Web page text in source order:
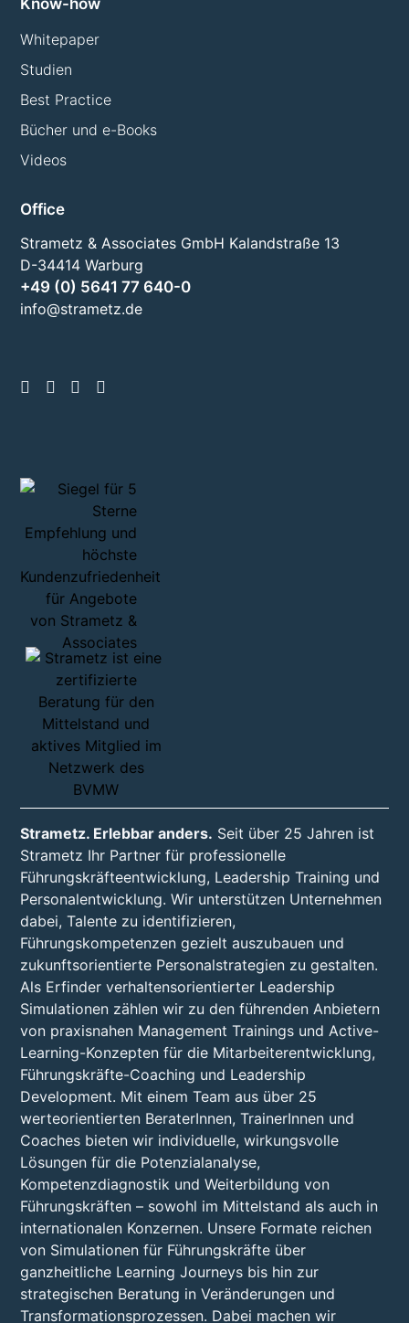
Know-how
Whitepaper
Studien
Best Practice
Bücher und e-Books
Videos
Office
Strametz & Associates GmbH Kalandstraße 13
D-34414 Warburg
+49 (0) 5641 77 640-0
info@strametz.de
Strametz. Erlebbar anders. Seit über 25 Jahren ist
Strametz Ihr Partner für professionelle
Führungskräfteentwicklung, Leadership Training und
Personalentwicklung. Wir unterstützen Unternehmen
dabei, Talente zu identifizieren,
Führungskompetenzen gezielt auszubauen und
zukunftsorientierte Personalstrategien zu gestalten.
Als Erfinder verhaltensorientierter Leadership
Simulationen zählen wir zu den führenden Anbietern
von praxisnahen Management Trainings und Active-
Learning-Konzepten für die Mitarbeiterentwicklung,
Führungskräfte-Coaching und Leadership
Development. Mit einem Team aus über 25
werteorientierten BeraterInnen, TrainerInnen und
Coaches bieten wir individuelle, wirkungsvolle
Lösungen für die Potenzialanalyse,
Kompetenzdiagnostik und Weiterbildung von
Führungskräften – sowohl im Mittelstand als auch in
internationalen Konzernen. Unsere Formate reichen
von Simulationen für Führungskräfte über
ganzheitliche Learning Journeys bis hin zur
strategischen Beratung in Veränderungen und
Transformationsprozessen. Dabei machen wir